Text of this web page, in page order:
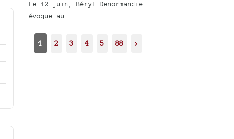
Le 12 juin, Béryl Denormandie
évoque au
1 2 3 4 5 88 >